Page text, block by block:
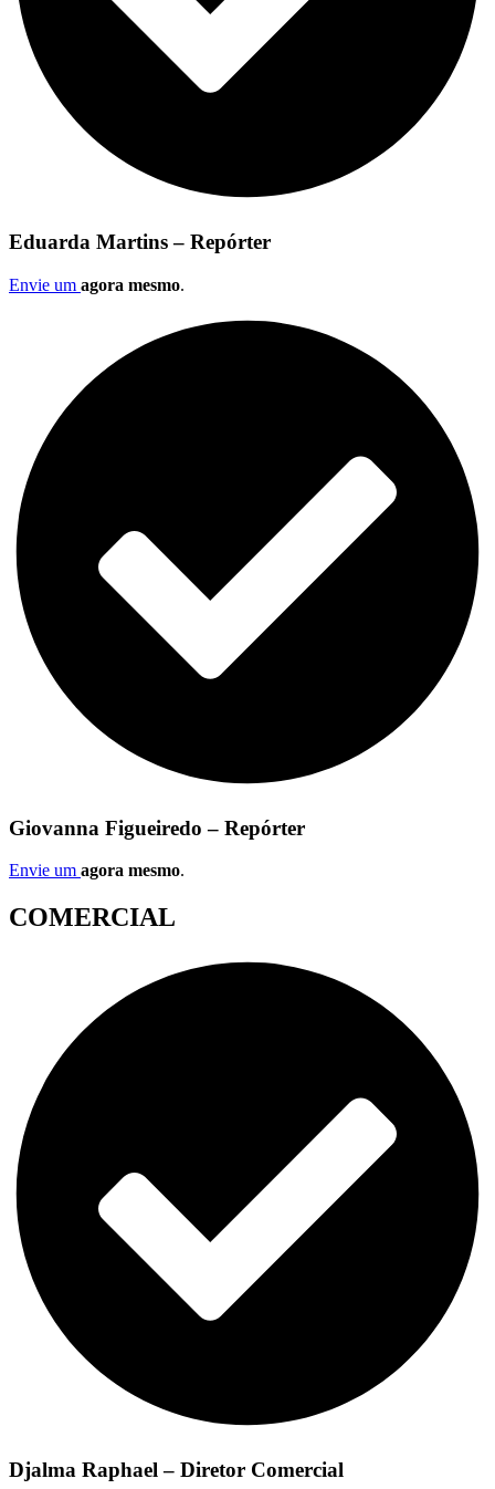
Eduarda Martins – Repórter
Envie um agora mesmo.
Giovanna Figueiredo – Repórter
Envie um agora mesmo.
COMERCIAL
Djalma Raphael – Diretor Comercial